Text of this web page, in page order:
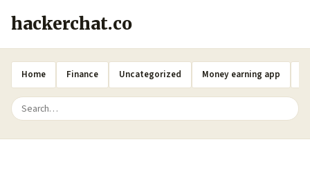
hackerchat.co
Home Finance Uncategorized Money earning app